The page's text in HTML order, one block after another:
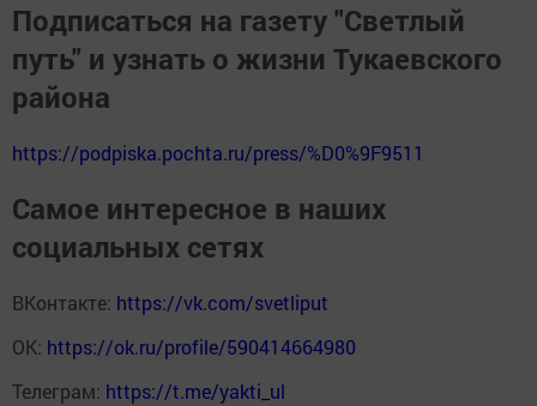
Подписаться на газету "Светлый
путь" и узнать о жизни Тукаевского
района
https://podpiska.pochta.ru/press/%D0%9F9511
Самое интересное в наших
социальных сетях
ВКонтакте: https://vk.com/svetliput
ОК: https://ok.ru/profile/590414664980
Телеграм: https://t.me/yakti_ul